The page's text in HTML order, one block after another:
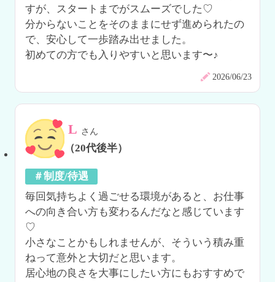
すが、スタートまでがスムーズでした♡
分からないことをそのままにせず進められたの
で、安心して一歩踏み出せました。
初めての方でも入りやすいと思います〜♪
2026/06/23
L さん
（20代後半）
＃制度/待遇
毎回気持ちよく過ごせる環境があると、お仕事
への向き合い方も変わるんだなと感じています
♡
小さなことかもしれませんが、そういう積み重
ねって意外と大切だと思います。
居心地の良さを大事にしたい方にもおすすめで